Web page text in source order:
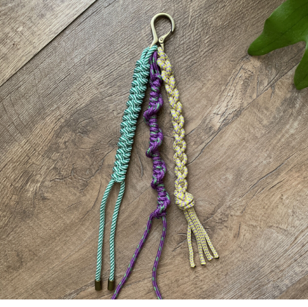
＜場所・アクセス＞
目黒駅からバス14分（7駅）徒歩1分
学芸大学駅から徒歩15分
＜その他特記事項＞
初心者の方の参加歓迎します！